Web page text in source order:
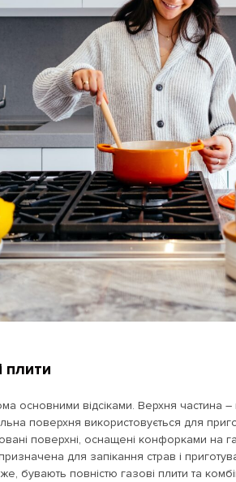
плити
основними відсіками. Верхня частина
поверхня використовується для
поверхні, оснащені конфорками на
для запікання страв і
бувають повністю газові плити та